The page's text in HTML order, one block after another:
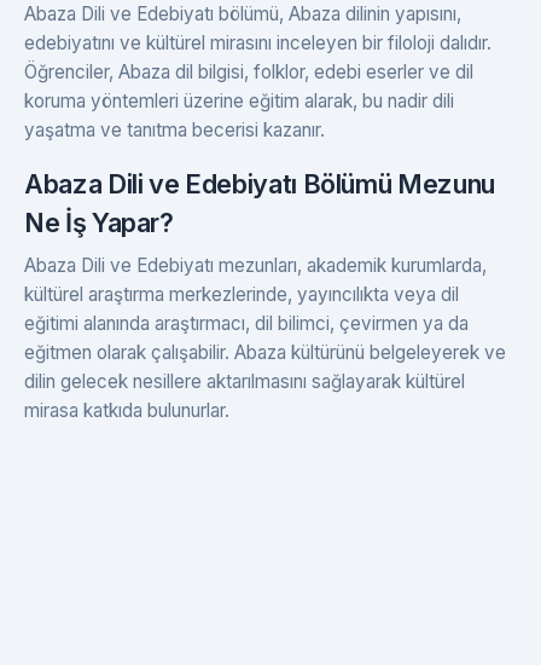
Abaza Dili ve Edebiyatı bölümü, Abaza dilinin yapısını,
edebiyatını ve kültürel mirasını inceleyen bir filoloji dalıdır.
Öğrenciler, Abaza dil bilgisi, folklor, edebi eserler ve dil
koruma yöntemleri üzerine eğitim alarak, bu nadir dili
yaşatma ve tanıtma becerisi kazanır.
Abaza Dili ve Edebiyatı Bölümü Mezunu
Ne İş Yapar?
Abaza Dili ve Edebiyatı mezunları, akademik kurumlarda,
kültürel araştırma merkezlerinde, yayıncılıkta veya dil
eğitimi alanında araştırmacı, dil bilimci, çevirmen ya da
eğitmen olarak çalışabilir. Abaza kültürünü belgeleyerek ve
dilin gelecek nesillere aktarılmasını sağlayarak kültürel
mirasa katkıda bulunurlar.